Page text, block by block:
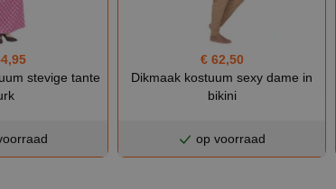
stevige tante
€ 62,50
Dikmaak kostuum sexy dame in
bikini
op voorraad